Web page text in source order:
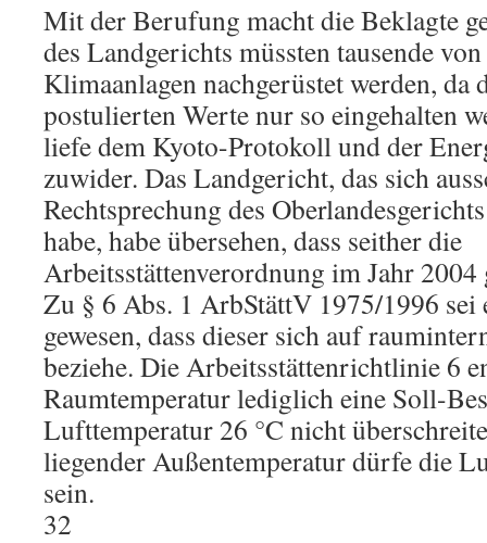
Mit der Berufung macht die Beklagte
des Landgerichts müssten tausende
Klimaanlagen nachgerüstet werden,
postulierten Werte nur so eingehalten
liefe dem Kyoto-Protokoll und der
zuwider. Das Landgericht, das sich
Rechtsprechung des
habe, habe übersehen, dass seither die
Arbeitsstättenverordnung im Jahr 2004
Zu § 6 Abs. 1 ArbStättV 1975/1996
gewesen, dass dieser sich auf
beziehe. Die Arbeitsstättenrichtlinie 6
Raumtemperatur lediglich eine Soll-
Lufttemperatur 26 °C nicht
liegender Außentemperatur dürfe die
sein.
32